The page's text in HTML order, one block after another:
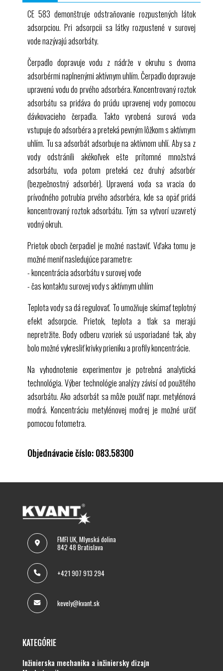
škálovanie výsledkov do priemyselného rozsahu
detekcia nasledujúcich ovplyvňujúcich faktorov
kontaktný čas
teplota
vplyv teploty a doby kontaktu na adsorpciu
praktické experimenty v laboratórnom meradle
CE 583 demonštruje odstraňovanie rozpustených látok
adsorpciou. Pri adsorpcii sa látky rozpustené v surovej
vode nazývajú adsorbáty.
Čerpadlo dopravuje vodu z nádrže v okruhu s dvoma
adsorbérmi naplnenými aktívnym uhlím. Čerpadlo dopravuje
upravenú vodu do prvého adsorbéra. Koncentrovaný roztok
adsorbátu sa pridáva do prúdu upravenej vody pomocou
dávkovacieho čerpadla. Takto vyrobená surová voda
vstupuje do adsorbéra a preteká pevným lôžkom s aktívnym
uhlím. Tu sa adsorbát adsorbuje na aktívnom uhlí. Aby sa z
vody odstránili akékoľvek ešte prítomné množstvá
adsorbátu, voda potom preteká cez druhý adsorbér
(bezpečnostný adsorbér). Upravená voda sa vracia do
prívodného potrubia prvého adsorbéra, kde sa opäť pridá
koncentrovaný roztok adsorbátu. Tým sa vytvorí uzavretý
vodný okruh.
Prietok oboch čerpadiel je možné nastaviť. Vďaka tomu je
možné meniť nasledujúce parametre:
- koncentrácia adsorbátu v surovej vode
- čas kontaktu surovej vody s aktívnym uhlím
Teplota vody sa dá regulovať. To umožňuje skúmať teplotný
efekt adsorpcie. Prietok, teplota a tlak sa merajú
nepretržite. Body odberu vzoriek sú usporiadané tak, aby
bolo možné vykresliť krivky prieniku a profily koncentrácie.
Na vyhodnotenie experimentov je potrebná analytická
technológia. Výber technológie analýzy závisí od použitého
adsorbátu. Ako adsorbát sa môže použiť napr. metylénová
modrá. Koncentráciu metylénovej modrej je možné určiť
pomocou fotometra.
Objednávacie číslo: 083.58300
FMFI UK, Mlynská dolina
842 48 Bratislava
+421 907 913 294
kevely@kvant.sk
KATEGÓRIE
inžinierska mechanika a inžiniersky dizajn